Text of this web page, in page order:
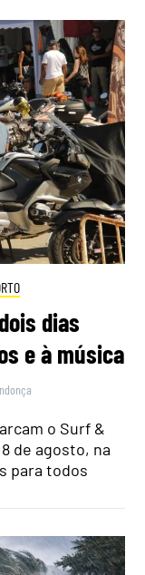
dias
e à música
o Surf &
de agosto, na
para todos